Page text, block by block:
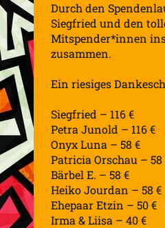
Durch den
Siegfried und den
Mitspender*innen
zusammen.
Ein riesiges
Siegfried – 116 €
Petra Junold – 116 €
Onyx Luna – 58 €
Patricia Orschau – 58
Bärbel E. – 58 €
Heiko Jourdan – 58 €
Ehepaar Etzin – 50 €
Irma & Liisa – 40 €